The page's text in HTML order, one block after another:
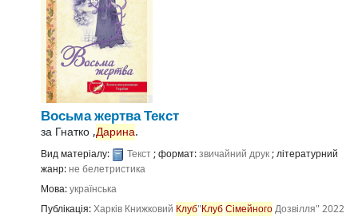
Восьма жертваТекст
за Гнатко ,Дарина.
Вид матеріалу: Текст; формат:звичайний друк; літературний
жанр:не белетристика
Мова:українська
Публікація:Харків Книжковий Клуб"КлубСімейногоДозвілля" 2022